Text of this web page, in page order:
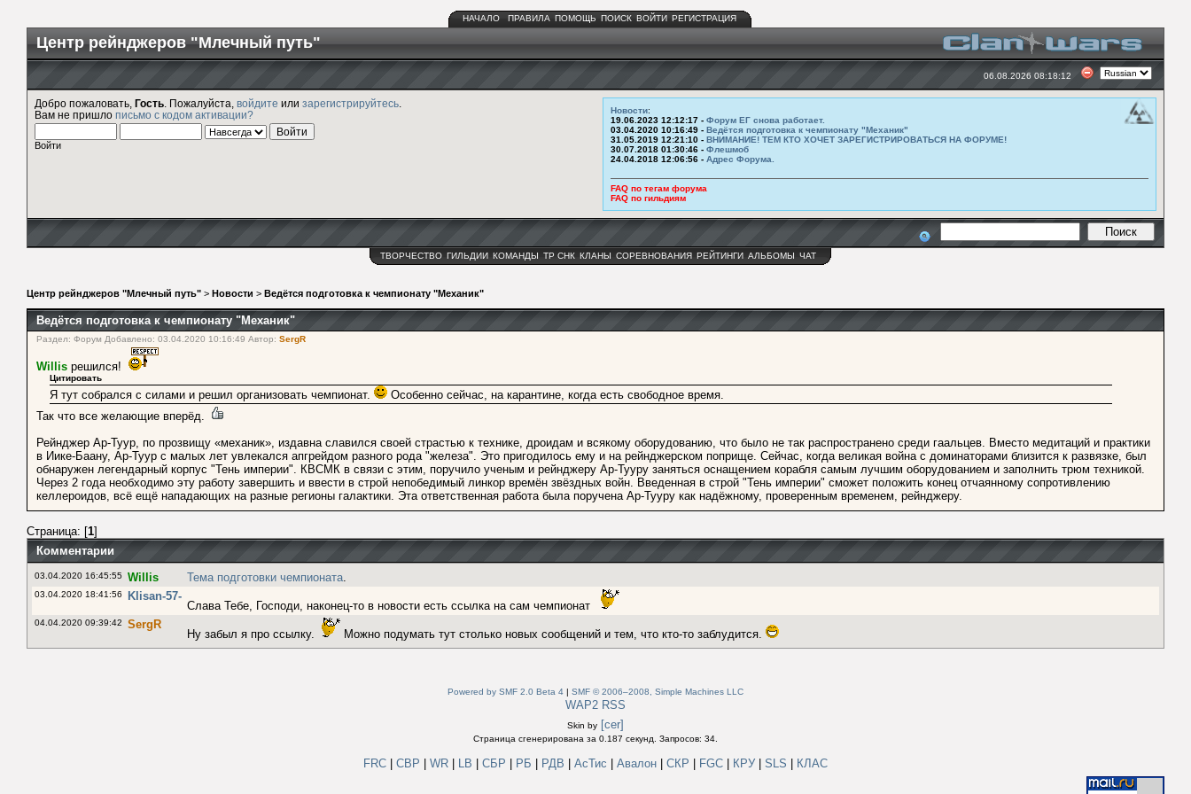
НАЧАЛО ПРАВИЛА ПОМОЩЬ ПОИСК ВОЙТИ РЕГИСТРАЦИЯ
Центр рейнджеров "Млечный путь"
06.08.2026 08:18:12
Добро пожаловать, Гость . Пожалуйста, войдите или зарегистрируйтесь
Вам не пришло письмо с кодом активации?
Войти
Новости:
19.06.2023 12:12:17 - Форум ЕГ снова работает.
03.04.2020 10:16:49 - Ведётся подготовка к чемпионату "Механик"
31.05.2019 12:21:10 - ВНИМАНИЕ! ТЕМ КТО ХОЧЕТ ЗАРЕГИСТРИРОВАТЬСЯ НА ФОРУМЕ!
30.07.2018 01:30:46 - Флешмоб
24.04.2018 12:06:56 - Адрес Форума.
FAQ по тегам форума
FAQ по гильдиям
ТВОРЧЕСТВО ГИЛЬДИИ КОМАНДЫ ТР СНК КЛАНЫ СОРЕВНОВАНИЯ РЕЙТИНГИ АЛЬБОМЫ ЧАТ
Центр рейнджеров "Млечный путь" > Новости > Ведётся подготовка к чемпионату "Механик"
Ведётся подготовка к чемпионату "Механик"
Раздел: Форум Добавлено: 03.04.2020 10:16:49 Автор: SergR
Willis решился!
Цитировать
Я тут собрался с силами и решил организовать чемпионат.
Особенно сейчас, на карантине, когда есть свободное время.
Так что все желающие вперёд.
Рейнджер Ар-Туур, по прозвищу «механик», издавна славился своей страстью к технике, дроидам и всякому оборудованию, что было не так распространено среди гаальцев. Вместо медитаций и практики
в Иике-Баану, Ар-Туур с малых лет увлекался апгрейдом разного рода "железа". Это пригодилось ему и на рейнджерском поприще. Сейчас, когда великая война с доминаторами близится к развязке, был
обнаружен легендарный корпус "Тень империи". КВСМК в связи с этим, поручило ученым и рейнджеру Ар-Тууру заняться оснащением корабля самым лучшим оборудованием и заполнить трюм техникой.
Через 2 года необходимо эту работу завершить и ввести в строй непобедимый линкор времён звёздных войн. Введенная в строй "Тень империи" сможет положить конец отчаянному сопротивлению
келлероидов, всё ещё нападающих на разные регионы галактики. Эта ответственная работа была поручена Ар-Тууру как надёжному, проверенным временем, рейнджеру.
Страница: [1]
Комментарии
03.04.2020 16:45:55 Willis Тема подготовки чемпионата.
03.04.2020 18:41:56 Klisan-57-
Слава Тебе, Господи, наконец-то в новости есть ссылка на сам чемпионат
04.04.2020 09:39:42 SergR
Ну забыл я про ссылку. Можно подумать тут столько новых сообщений и тем, что кто-то заблудится.
Powered by SMF 2.0 Beta 4 SMF © 2006–2008, Simple Machines LLC
WAP2 RSS
Skin by [cer]
Страница сгенерирована за 0.187 секунд. Запросов: 34.
FRC СВР WR LB СБР РБ РДВ АсТис Авалон СКР FGC КРУ SLS КЛАС